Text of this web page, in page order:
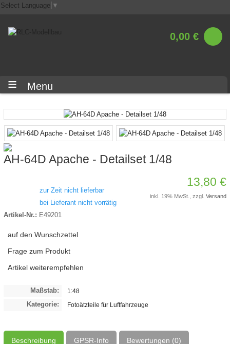
Select Language ▼
0,00 €
Menu
AH-64D Apache - Detailset 1/48
zur Zeit nicht lieferbar
bei Lieferant nicht vorrätig
Artikel-Nr.: E49201
auf den Wunschzettel
Frage zum Produkt
Artikel weiterempfehlen
13,80 €
inkl. 19% MwSt., zzgl.Versand
Maßstab: 1:48
Kategorie: Fotoätzteile für Luftfahrzeuge
Beschreibung GPSR-Info Bewertungen (0)